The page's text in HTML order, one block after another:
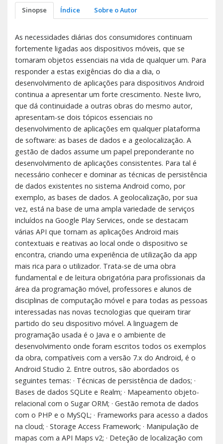
Sinopse Índice Sobre o Autor
As necessidades diárias dos consumidores continuam
fortemente ligadas aos dispositivos móveis, que se
tornaram objetos essenciais na vida de qualquer um. Para
responder a estas exigências do dia a dia, o
desenvolvimento de aplicações para dispositivos Android
continua a apresentar um forte crescimento. Neste livro,
que dá continuidade a outras obras do mesmo autor,
apresentam-se dois tópicos essenciais no
desenvolvimento de aplicações em qualquer plataforma
de software: as bases de dados e a geolocalização. A
gestão de dados assume um papel preponderante no
desenvolvimento de aplicações consistentes. Para tal é
necessário conhecer e dominar as técnicas de persistência
de dados existentes no sistema Android como, por
exemplo, as bases de dados. A geolocalização, por sua
vez, está na base de uma ampla variedade de serviços
incluídos na Google Play Services, onde se destacam
várias API que tornam as aplicações Android mais
contextuais e reativas ao local onde o dispositivo se
encontra, criando uma experiência de utilização da app
mais rica para o utilizador. Trata-se de uma obra
fundamental e de leitura obrigatória para profissionais da
área da programação móvel, professores e alunos de
disciplinas de computação móvel e para todas as pessoas
interessadas nas novas tecnologias que queiram tirar
partido do seu dispositivo móvel. A linguagem de
programação usada é o Java e o ambiente de
desenvolvimento onde foram escritos todos os exemplos
da obra, compatíveis com a versão 7.x do Android, é o
Android Studio 2. Entre outros, são abordados os
seguintes temas: · Técnicas de persistência de dados; ·
Bases de dados SQLite e Realm; · Mapeamento objeto-
relacional com o Sugar ORM; · Gestão remota de dados
com o PHP e o MySQL; · Frameworks para acesso a dados
na cloud; · Storage Access Framework; · Manipulação de
mapas com a API Maps v2; · Deteção de localização com